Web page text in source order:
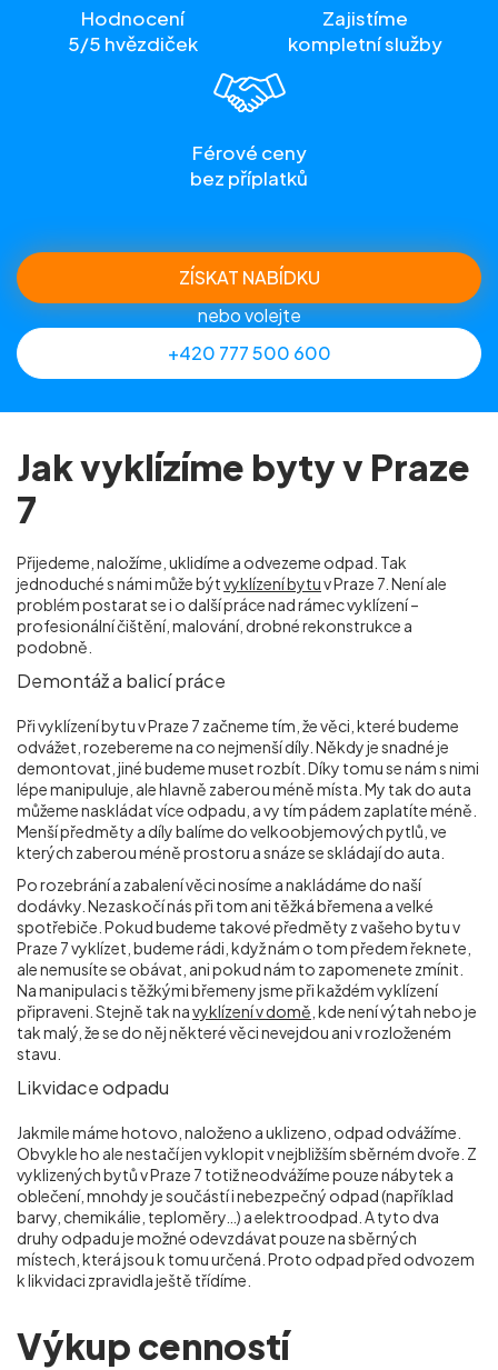
Hodnocení
5/5 hvězdiček
Zajistíme
kompletní služby
Férové ceny
bez příplatků
ZÍSKAT NABÍDKU
nebo volejte
+420 777 500 600
Jak vyklízíme byty v Praze
7
Přijedeme, naložíme, uklidíme a odvezeme odpad. Tak
jednoduché s námi může býtvyklízení bytuv Praze 7. Není ale
problém postarat se i o další práce nad rámec vyklízení –
profesionální čištění, malování, drobné rekonstrukce a
podobně.
Demontáž a balicí práce
Při vyklízení bytu v Praze 7 začneme tím, že věci, které budeme
odvážet, rozebereme na co nejmenší díly. Někdy je snadné je
demontovat, jiné budeme muset rozbít. Díky tomu se nám s nimi
lépe manipuluje, ale hlavně zaberou méně místa. My tak do auta
můžeme naskládat více odpadu, a vy tím pádem zaplatíte méně.
Menší předměty a díly balíme do velkoobjemových pytlů, ve
kterých zaberou méně prostoru a snáze se skládají do auta.
Po rozebrání a zabalení věci nosíme a nakládáme do naší
dodávky. Nezaskočí nás při tom ani těžká břemena a velké
spotřebiče. Pokud budeme takové předměty z vašeho bytu v
Praze 7 vyklízet, budeme rádi, když nám o tom předem řeknete,
ale nemusíte se obávat, ani pokud nám to zapomenete zmínit.
Na manipulaci s těžkými břemeny jsme při každém vyklízení
připraveni. Stejně tak navyklízení v domě , kde není výtah nebo je
tak malý, že se do něj některé věci nevejdou ani v rozloženém
stavu.
Likvidace odpadu
Jakmile máme hotovo, naloženo a uklizeno, odpad odvážíme.
Obvykle ho ale nestačí jen vyklopit v nejbližším sběrném dvoře. Z
vyklizených bytů v Praze 7 totiž neodvážíme pouze nábytek a
oblečení, mnohdy je součástí i nebezpečný odpad (například
barvy, chemikálie, teploměry…) a elektroodpad. A tyto dva
druhy odpadu je možné odevzdávat pouze na sběrných
místech, která jsou k tomu určená. Proto odpad před odvozem
k likvidaci zpravidla ještě třídíme.
Výkup cenností